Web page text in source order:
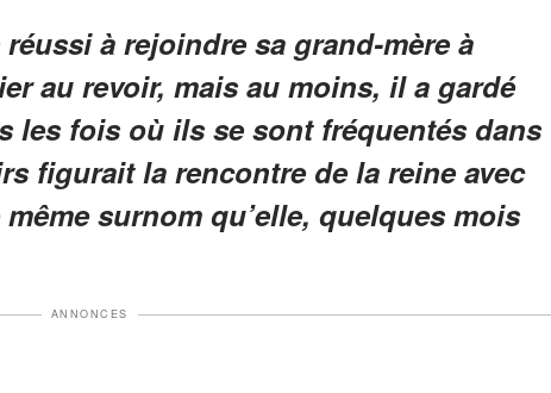
à rejoindre sa grand-mère à
au revoir, mais au moins, il a gardé
les fois où ils se sont fréquentés dans
figurait la rencontre de la reine avec
surnom qu’elle, quelques mois
ANNONCES